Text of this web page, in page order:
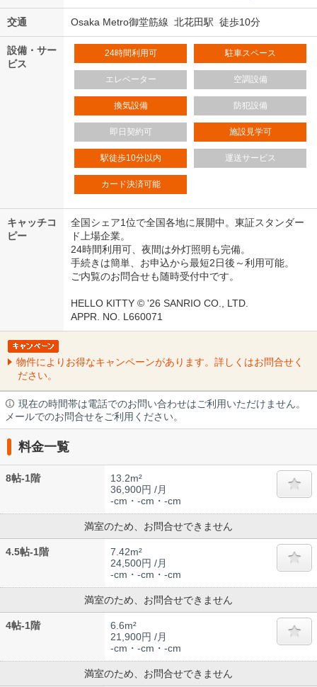
交通 Osaka Metro御堂筋線 北花田駅 徒歩10分
設備・サー
ビス
24時間利用可 駐車スペース
エレベーター 空調設備
換気設備 防犯設備
即日契約可 施設見学可
駅徒歩10分以内 運送サービス
カード決済可能
キャッチコ
ピー
全国シェア1位で全国各地に展開中。東証スタンダー
ド上場企業。
24時間利用可、夜間は外灯照明も完備。
手続きは簡単、お申込から最短2日後～利用可能。
ご内覧のお問合せも随時受付中です。
HELLO KITTY © '26 SANRIO CO., LTD.
APPR. NO. L660071
物件によりお得なキャンペーンがあります。詳しくはお問合せく
ださい。
現在の時間帯は電話でのお問い合わせはご利用いただけません。
メールでのお問合せをご利用ください。
料金一覧
8帖-1階
13.2m²
36,900円 /月
-cm・-cm・-cm
満室のため、お問合せできません
4.5帖-1階
7.42m²
24,500円 /月
-cm・-cm・-cm
満室のため、お問合せできません
4帖-1階
6.6m²
21,900円 /月
-cm・-cm・-cm
満室のため、お問合せできません